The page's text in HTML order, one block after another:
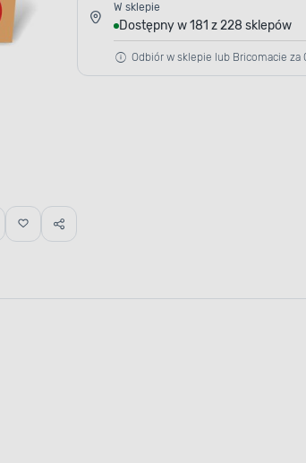
W sklepie
Dostępny w 181 z 228 sklepów
Odbiór w sklepie lub Bricomacie za